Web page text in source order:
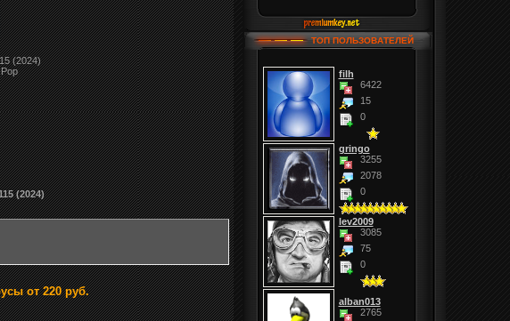
(2024)
(2024)
от 220 руб.
ТОП ПОЛЬЗОВАТЕЛЕЙ
filh
6422
15
0
gringo
3255
2078
0
lev2009
3085
75
0
alban013
2765